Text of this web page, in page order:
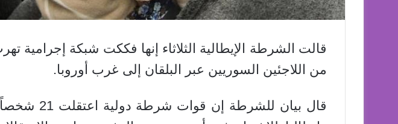
قالت الشرطة الإيطالية الثلاثاء إنها فككت شبكة إجرامية
من اللاجئين السوريين عبر البلقان إلى غرب أوروبا.
قال بيان